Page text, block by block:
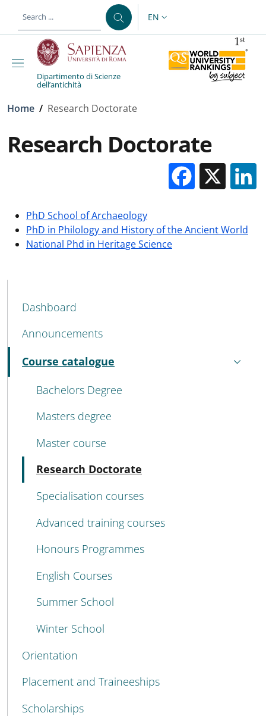
LANGUAGE SWITCHER:
EN
Dipartimento di Scienze
dell’antichità
Breadcrumb
Home / Research Doctorate
Research Doctorate
X
PhD School of Archaeology
PhD in Philology and History of the Ancient World
National Phd in Heritage Science
MENU CEV SECOND NAVIGATION
Dashboard
Announcements
Course catalogue
Active
Bachelors Degree
Masters degree
Master course
Research Doctorate
Specialisation courses
Advanced training courses
Honours Programmes
English Courses
Summer School
Winter School
Orientation
Placement and Traineeships
Scholarships